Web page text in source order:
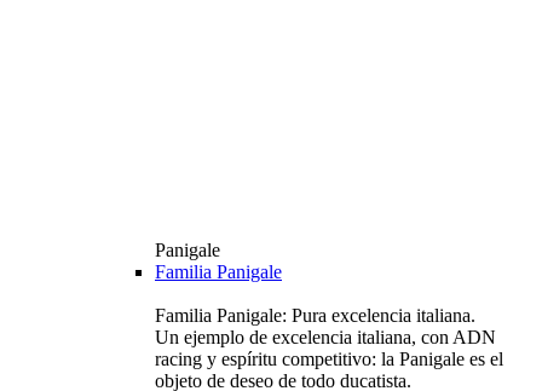
Panigale
Familia Panigale
Familia Panigale: Pura excelencia italiana.
Un ejemplo de excelencia italiana, con ADN
racing y espíritu competitivo: la Panigale es el
objeto de deseo de todo ducatista.